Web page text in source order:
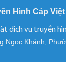
Hình Cáp
dịch vụ truyền
Ngọc Khánh,